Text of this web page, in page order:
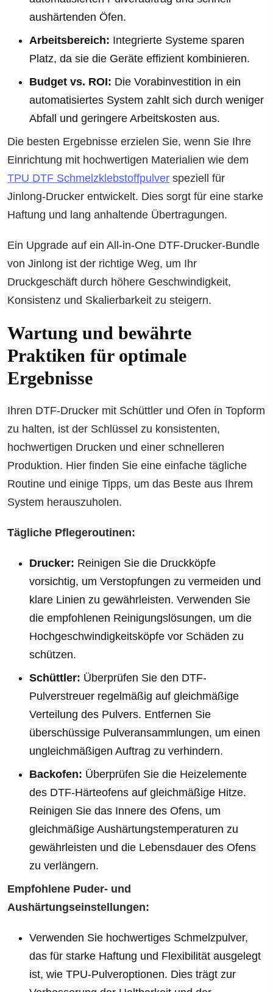
aushärtenden Öfen.
Arbeitsbereich: Integrierte Systeme sparen
Platz, da sie die Geräte effizient kombinieren.
Budget vs. ROI: Die Vorabinvestition in ein
automatisiertes System zahlt sich durch weniger
Abfall und geringere Arbeitskosten aus.
Die besten Ergebnisse erzielen Sie, wenn Sie Ihre
Einrichtung mit hochwertigen Materialien wie dem
TPU DTF Schmelzklebstoffpulver speziell für
Jinlong-Drucker entwickelt. Dies sorgt für eine starke
Haftung und lang anhaltende Übertragungen.
Ein Upgrade auf ein All-in-One DTF-Drucker-Bundle
von Jinlong ist der richtige Weg, um Ihr
Druckgeschäft durch höhere Geschwindigkeit,
Konsistenz und Skalierbarkeit zu steigern.
Wartung und bewährte
Praktiken für optimale
Ergebnisse
Ihren DTF-Drucker mit Schüttler und Ofen in Topform
zu halten, ist der Schlüssel zu konsistenten,
hochwertigen Drucken und einer schnelleren
Produktion. Hier finden Sie eine einfache tägliche
Routine und einige Tipps, um das Beste aus Ihrem
System herauszuholen.
Tägliche Pflegeroutinen:
Drucker: Reinigen Sie die Druckköpfe
vorsichtig, um Verstopfungen zu vermeiden und
klare Linien zu gewährleisten. Verwenden Sie
die empfohlenen Reinigungslösungen, um die
Hochgeschwindigkeitsköpfe vor Schäden zu
schützen.
Schüttler: Überprüfen Sie den DTF-
Pulverstreuer regelmäßig auf gleichmäßige
Verteilung des Pulvers. Entfernen Sie
überschüssige Pulveransammlungen, um einen
ungleichmäßigen Auftrag zu verhindern.
Backofen: Überprüfen Sie die Heizelemente
des DTF-Härteofens auf gleichmäßige Hitze.
Reinigen Sie das Innere des Ofens, um
gleichmäßige Aushärtungstemperaturen zu
gewährleisten und die Lebensdauer des Ofens
zu verlängern.
Empfohlene Puder- und
Aushärtungseinstellungen:
Verwenden Sie hochwertiges Schmelzpulver,
das für starke Haftung und Flexibilität ausgelegt
ist, wie TPU-Pulveroptionen. Dies trägt zur